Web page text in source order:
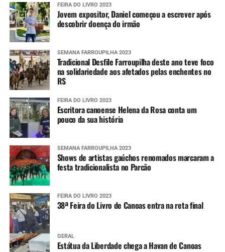
Também é possível se cadastrar via aplicativo Whatsapp.
Para ter acesso ao serviço, é necessário se registrar pelo
telefone (61) 2034-4611 ou clicando
preciso interagir com o robô de atendimento enviando
um simples “Oi”.
Após a primeira interação, o usuário pode compartilhar
sua localização atual ou qualquer outra do seu interesse
para, dessa forma, receber as mensagens que serão
encaminhadas pela Defesa Civil estadual.
FEIRA DO LIVRO 2023
Jovem expositor, Daniel começou a escrever após
descobrir doença do irmão
SEMANA FARROUPILHA 2023
Tradicional Desfile Farroupilha deste ano teve foco
na solidariedade aos afetados pelas enchentes no
RS
FEIRA DO LIVRO 2023
Escritora canoense Helena da Rosa conta um
pouco da sua história
SEMANA FARROUPILHA 2023
Shows de artistas gaúchos renomados marcaram a
festa tradicionalista no Parcão
FEIRA DO LIVRO 2023
38ª Feira do Livro de Canoas entra na reta final
GERAL
Estátua da Liberdade chega a Havan de Canoas